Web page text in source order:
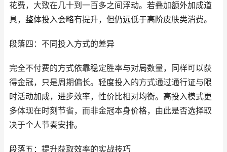
花费，大致在几十到一百多之间浮动。若叠加额外加成道
具，整体投入会略有提升，但仍远低于高阶皮肤类消费。
段落四：不同投入方式的差异
完全不付费的方式依靠稳定胜率与对局数量，同样可以获
得金冠，只是周期偏长。轻度投入的方式通过通行证与限
时活动加成，进步效率，性价比相对均衡。高投入模式更
多体现在时刻节省，而非金冠本身价格，由此是否选择取
决于个人节奏安排。
段落五：提升获取效率的实战技巧